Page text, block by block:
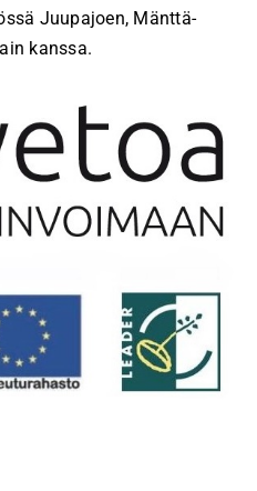
Juupajoen, Mänttä-
kanssa.